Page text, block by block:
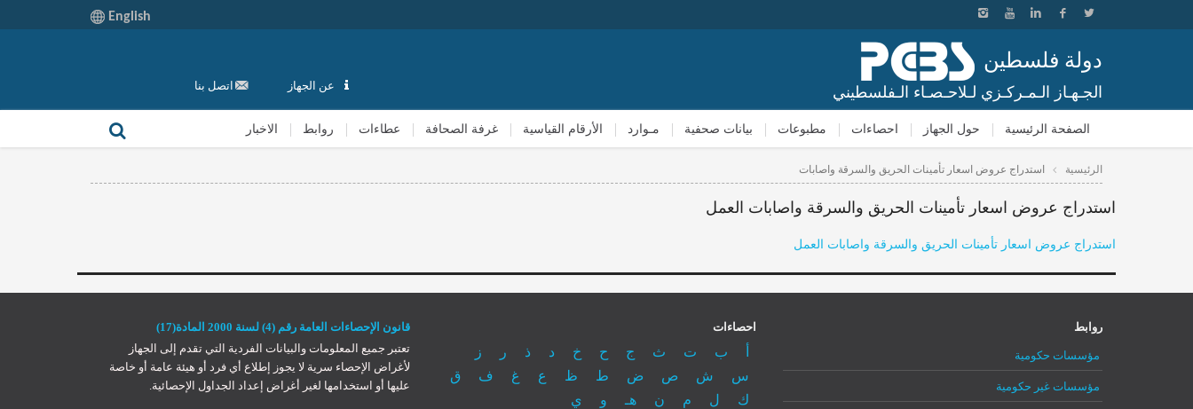
English
دولة فلسطين
الجـهـاز الـمـركـزي لـلاحـصـاء الـفلسطيني عن الجهاز اتصل بنا
الصفحة الرئيسية حول الجهاز احصاءات مطبوعات بيانات صحفية مـوارد الأرقام القياسية غرفة الصحافة عطاءات روابط الاخبار
الرئيسية استدراج عروض اسعار تأمينات الحريق والسرقة واصابات
استدراج عروض اسعار تأمينات الحريق والسرقة واصابات العمل
استدراج عروض اسعار تأمينات الحريق والسرقة واصابات العمل
قانون الإحصاءات العامة رقم (4) لسنة 2000 المادة(17)
تعتبر جميع المعلومات والبيانات الفردية التي تقدم إلى الجهاز
لأغراض الإحصاء سرية لا يجوز إطلاع أي فرد أو هيئة عامة أو خاصة
عليها أو استخدامها لغير أغراض إعداد الجداول الإحصائية.
احصاءات
ب ت ث ج ح خ د ذ ر
ز
س
ش ص ض ط ظ ع غ ف
ق
ك
ل م ن هـ و ي
روابط
مؤسسات حكومية
مؤسسات غير حكومية